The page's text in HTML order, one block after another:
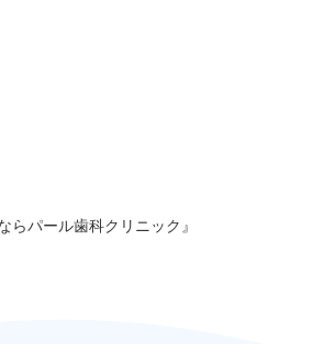
パール歯科クリニック』